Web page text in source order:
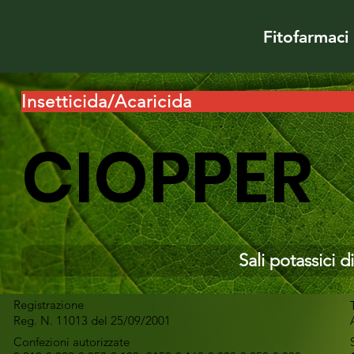
Fitofarmaci
CIOPPER
Insetticida/Acaricida
Sali potassici
Registrazione
Reg. N. 11013 del 25/09/2001
Confezioni autorizzate